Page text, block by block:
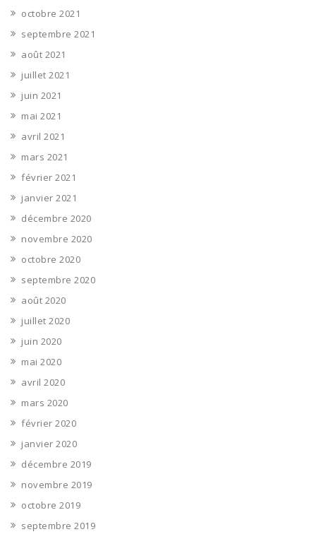
octobre 2021
septembre 2021
août 2021
juillet 2021
juin 2021
mai 2021
avril 2021
mars 2021
février 2021
janvier 2021
décembre 2020
novembre 2020
octobre 2020
septembre 2020
août 2020
juillet 2020
juin 2020
mai 2020
avril 2020
mars 2020
février 2020
janvier 2020
décembre 2019
novembre 2019
octobre 2019
septembre 2019